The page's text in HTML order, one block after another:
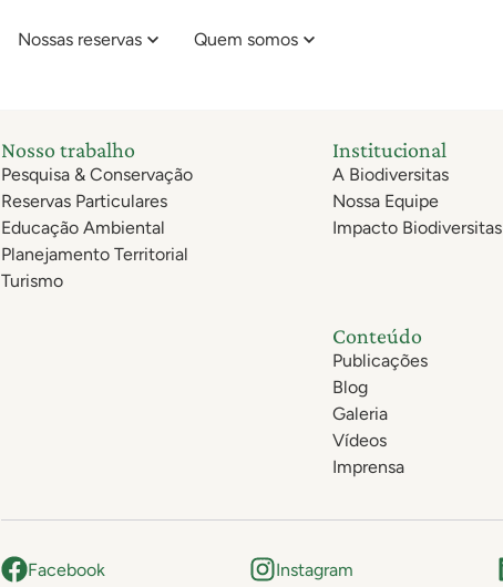
Nossas reservas Quem somos
Nosso trabalho
Pesquisa & Conservação
Reservas Particulares
Educação Ambiental
Planejamento Territorial
Turismo
Institucional
A Biodiversitas
Nossa Equipe
Impacto Biodiversitas
Conteúdo
Publicações
Blog
Galeria
Vídeos
Imprensa
Facebook Instagram